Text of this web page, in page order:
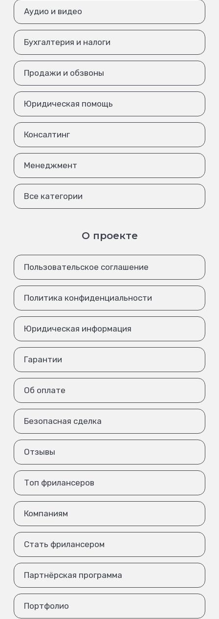
Аудио и видео
Бухгалтерия и налоги
Продажи и обзвоны
Юридическая помощь
Консалтинг
Менеджмент
Все категории
О проекте
Пользовательское соглашение
Политика конфиденциальности
Юридическая информация
Гарантии
Об оплате
Безопасная сделка
Отзывы
Топ фрилансеров
Компаниям
Стать фрилансером
Партнёрская программа
Портфолио